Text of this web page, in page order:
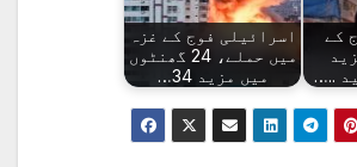
کے
اسرائیلی فوج کے غزہ
میں حملے، 24 گھنٹوں
میں مزید 34…